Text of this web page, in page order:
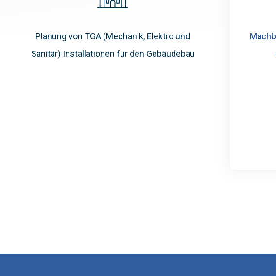
Planung von TGA (Mechanik, Elektro und
Sanitär) Installationen für den Gebäudebau